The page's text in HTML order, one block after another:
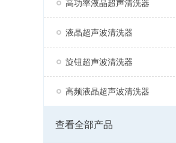
高功率液晶超声清洗器
液晶超声波清洗器
旋钮超声波清洗器
高频液晶超声波清洗器
查看全部产品